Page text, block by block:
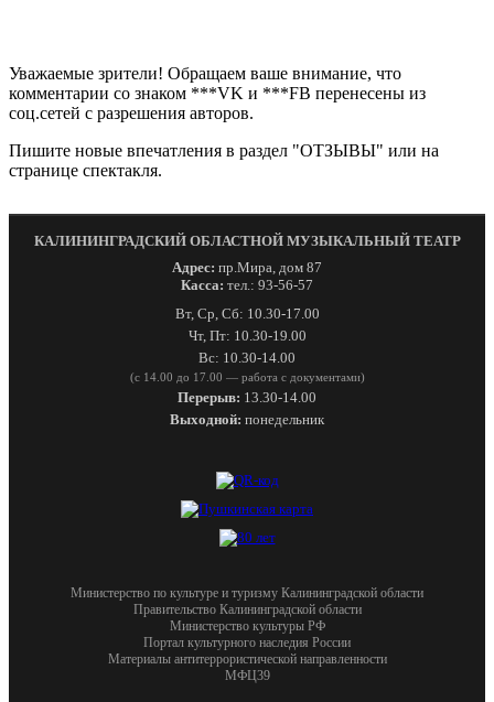
Уважаемые зрители! Обращаем ваше внимание, что
комментарии со знаком ***VK и ***FB перенесены из
соц.сетей с разрешения авторов.
Пишите новые впечатления в раздел "ОТЗЫВЫ" или на
странице спектакля.
КАЛИНИНГРАДСКИЙ ОБЛАСТНОЙ МУЗЫКАЛЬНЫЙ ТЕАТР
Адрес: пр.Мира, дом 87
Касса: тел.: 93-56-57
Вт, Ср, Сб: 10.30-17.00
Чт, Пт: 10.30-19.00
Вс: 10.30-14.00
(с 14.00 до 17.00 — работа с документами)
Перерыв: 13.30-14.00
Выходной: понедельник
Министерство по культуре и туризму Калининградской области
Правительство Калининградской области
Министерство культуры РФ
Портал культурного наследия России
Материалы антитеррористической направленности
МФЦ39